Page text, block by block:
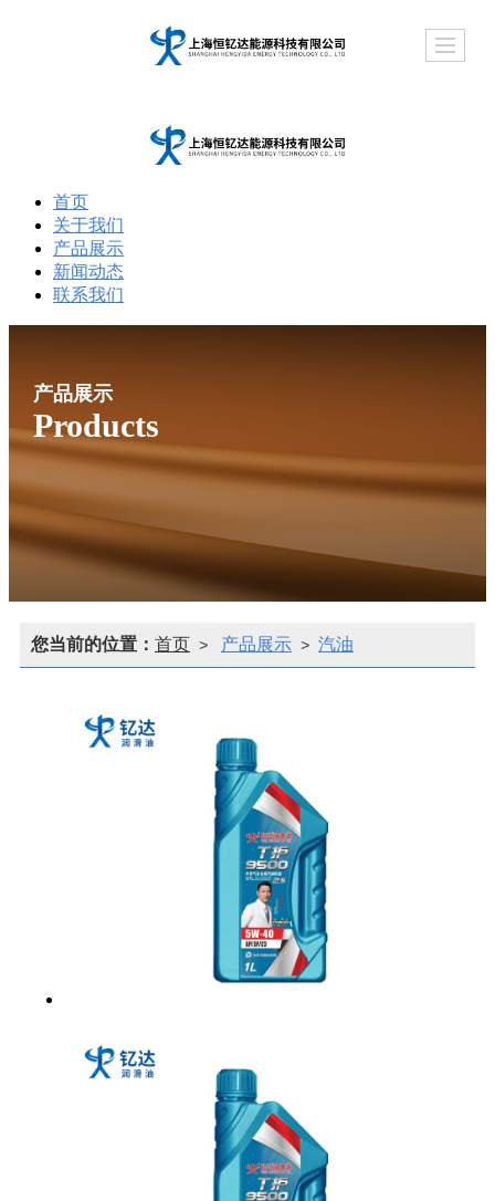
首页
关于我们
产品展示
新闻动态
联系我们
产品展示
Products
您当前的位置： 首页 > 产品展示 > 汽油